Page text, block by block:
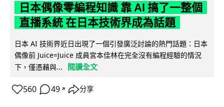
日本偶像零編程知識 靠 AI 搞了一整個
直播系統 在日本技術界成為話題
日本 AI 技術界近日出現了一個引發廣泛討論的熱門話題：日本
偶像前 Juice=Juice 成員宮本佳林在完全沒有編程經驗的情況
下，僅憑藉與...
閱讀全文
560 49 ↗ 分享